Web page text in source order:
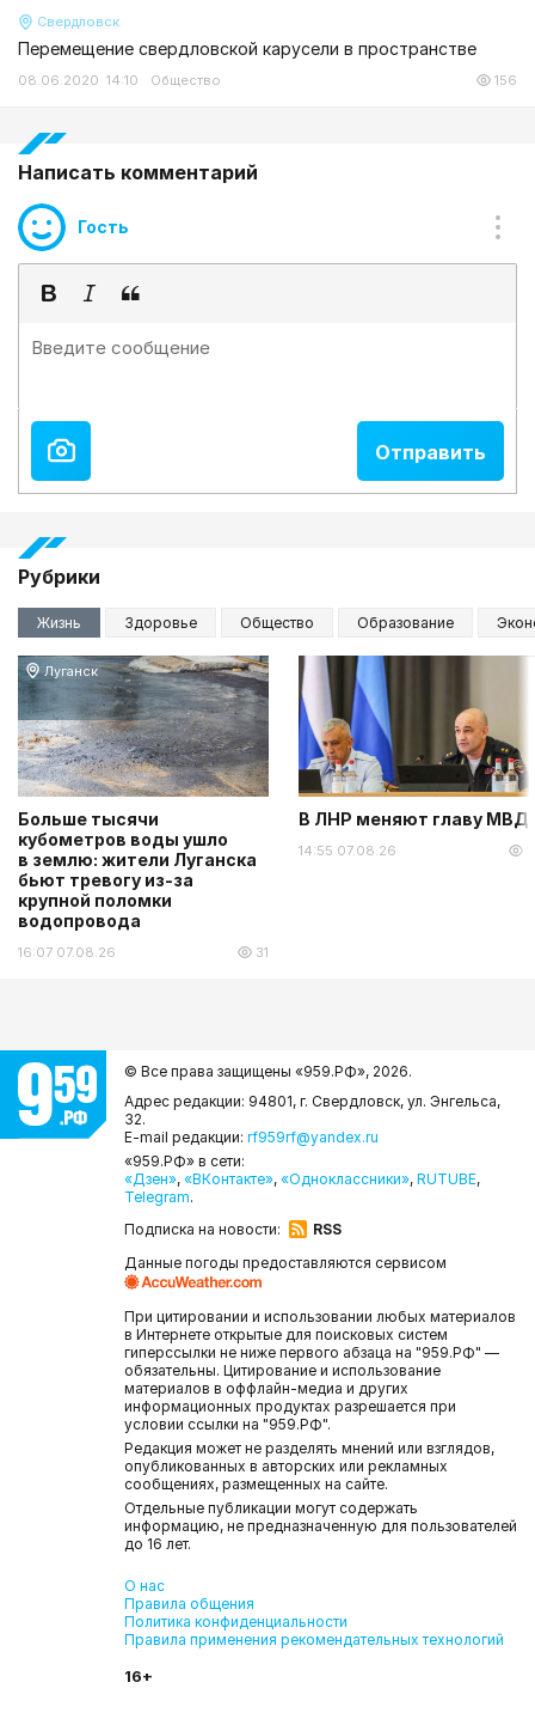
Свердловск
Перемещение свердловской карусели в пространстве
08.06.2020 14:10 Общество 156
Написать комментарий
Гость
Рубрики
Жизнь Здоровье Общество Образование
Луганск
Больше тысячи
кубометров воды ушло
в землю: жители Луганска
бьют тревогу из-за
крупной поломки
водопровода
16:07 07.08.26 31
В ЛНР меняют главу МВД
14:55 07.08.26
© Все права защищены «959.РФ», 2026.
Адрес редакции: 94801, г. Свердловск, ул. Энгельса,
32.
E-mail редакции: rf959rf@yandex.ru
«959.РФ» в сети:
«Дзен», «ВКонтакте», «Одноклассники», RUTUBE,
Telegram.
Подписка на новости:
RSS
Данные погоды предоставляются сервисом
При цитировании и использовании любых материалов
в Интернете открытые для поисковых систем
гиперссылки не ниже первого абзаца на "959.РФ" —
обязательны. Цитирование и использование
материалов в оффлайн-медиа и других
информационных продуктах разрешается при
условии ссылки на "959.РФ".
Редакция может не разделять мнений или взглядов,
опубликованных в авторских или рекламных
сообщениях, размещенных на сайте.
Отдельные публикации могут содержать
информацию, не предназначенную для пользователей
до 16 лет.
О нас
Правила общения
Политика конфиденциальности
Правила применения рекомендательных технологий
16+